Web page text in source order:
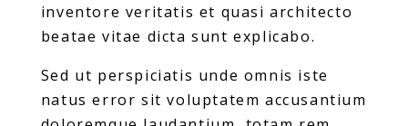
inventore veritatis et quasi architecto
beatae vitae dicta sunt explicabo.
Sed ut perspiciatis unde omnis iste
natus error sit voluptatem accusantium